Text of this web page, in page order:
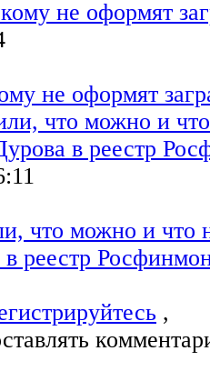
не оформят
что можно и что
реестр
,